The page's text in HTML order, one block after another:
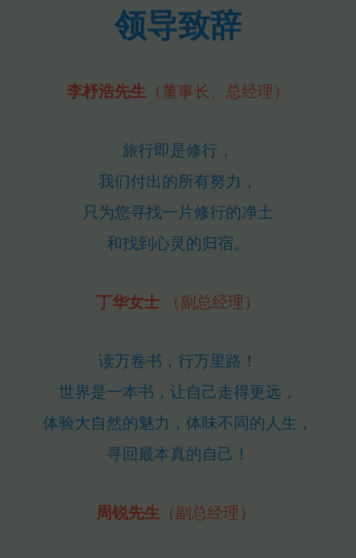
领导致辞
李杼浩先生 （董事长、总经理）
旅行即是修行，
我们付出的所有努力，
只为您寻找一片修行的净土
和找到心灵的归宿。
丁华女士 （副总经理）
读万卷书，行万里路！
世界是一本书，让自己走得更远，
体验大自然的魅力，体味不同的人生，
寻回最本真的自己！
周锐先生 （副总经理）